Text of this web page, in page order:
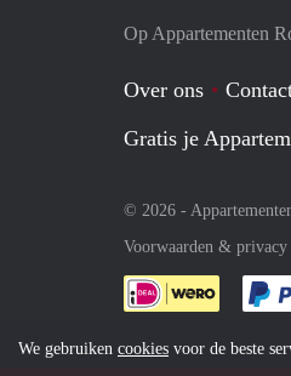
Op Appartementen
Over ons
Gratis je
© 2026 -
Voorwaarden & privacy
We gebruiken cookies voor de beste